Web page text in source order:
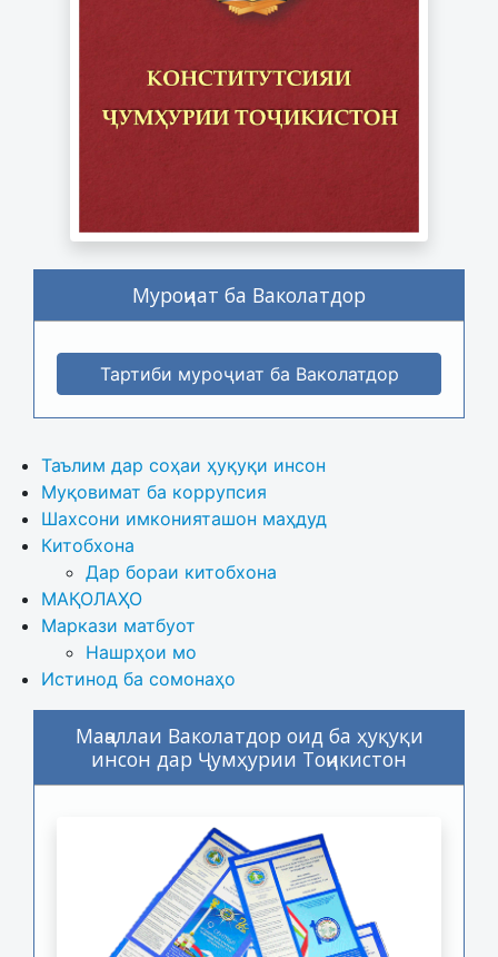
Муроҷиат ба Ваколатдор
Тартиби муроҷиат ба Ваколатдор
Таълим дар соҳаи ҳуқуқи инсон
Муқовимат ба коррупсия
Шахсони имконияташон маҳдуд
Китобхона
Дар бораи китобхона
МАҚОЛАҲО
Маркази матбуот
Нашрҳои мо
Истинод ба сомонаҳо
Маҷаллаи Ваколатдор оид ба ҳуқуқи
инсон дар Ҷумҳурии Тоҷикистон